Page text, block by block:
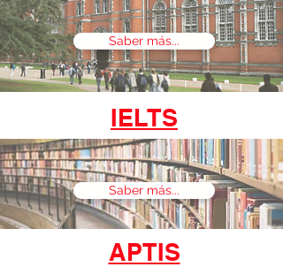
Saber más...
Saber más...
APTIS
IELTS